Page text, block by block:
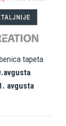
tapeta
avgusta